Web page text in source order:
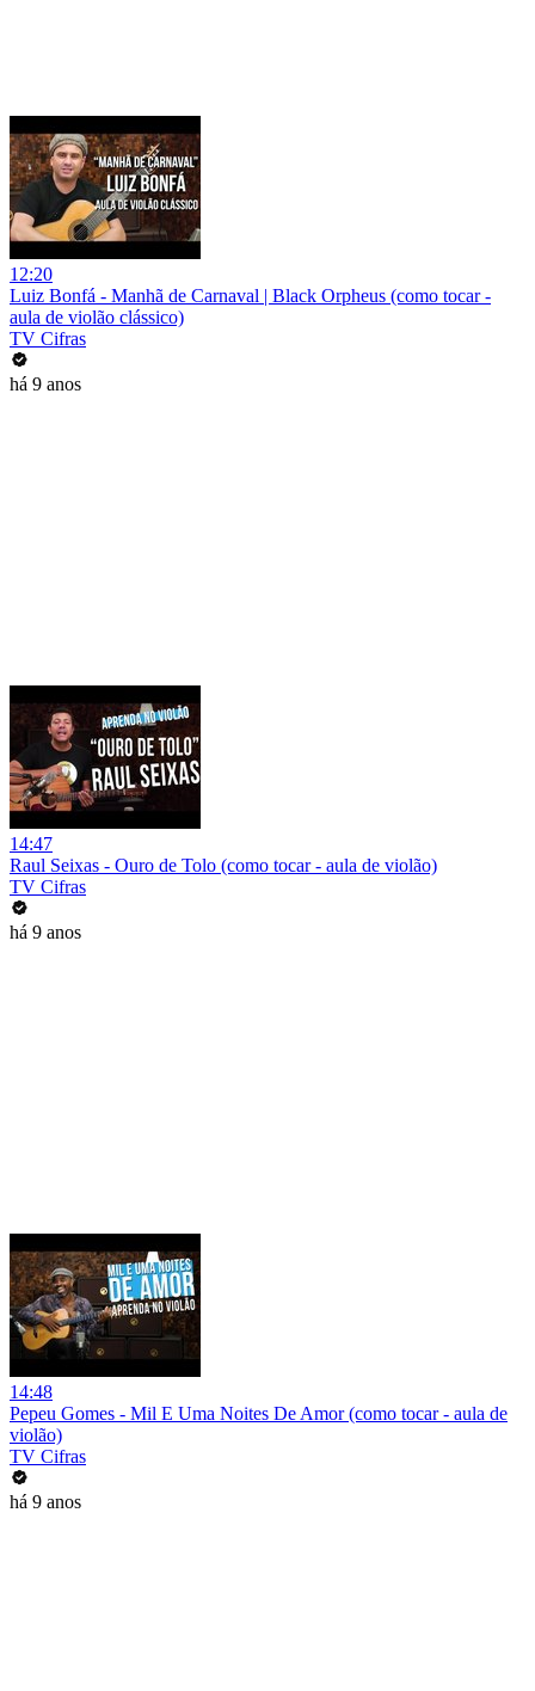
12:20
Luiz Bonfá - Manhã de Carnaval | Black Orpheus (como tocar -
aula de violão clássico)
TV Cifras
há 9 anos
14:47
Raul Seixas - Ouro de Tolo (como tocar - aula de violão)
TV Cifras
há 9 anos
14:48
Pepeu Gomes - Mil E Uma Noites De Amor (como tocar - aula de
violão)
TV Cifras
há 9 anos